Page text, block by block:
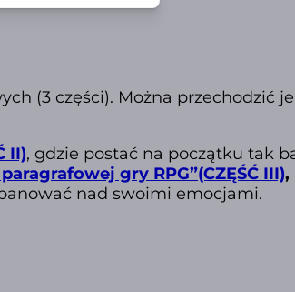
(3 części). Można przechodzić
II), gdzie postać na początku tak
gry RPG”(CZĘŚĆ III),
nad swoimi emocjami.